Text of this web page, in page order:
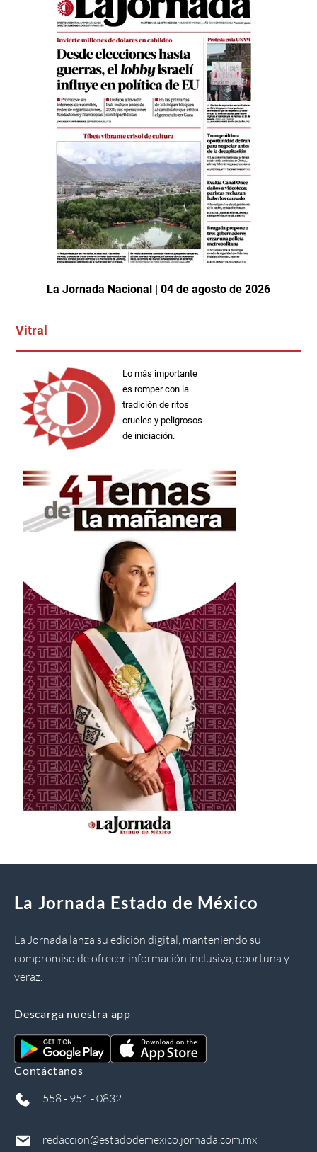
La Jornada Nacional | 04 de agosto de 2026
Vitral
Lo más importante
es romper con la
tradición de ritos
crueles y peligrosos
de iniciación.
La Jornada Estado de México
La Jornada lanza su edición digital, manteniendo su
compromiso de ofrecer información inclusiva, oportuna y
veraz.
Descarga nuestra app
Contáctanos
558 - 951 - 0832
redaccion@estadodemexico.jornada.com.mx